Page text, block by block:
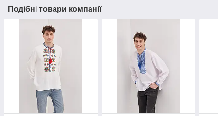
Подібні товари компанії